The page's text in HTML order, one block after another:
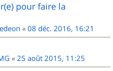
pour faire la
« 08 déc. 2016, 16:21
« 25 août 2015, 11:25